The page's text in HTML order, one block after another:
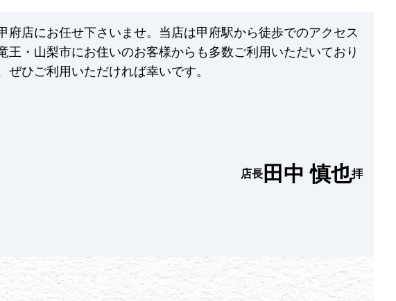
店長田中 慎也拝
府店にお任せ下さいませ。当店は甲府駅から徒歩でのアクセス
王・山梨市にお住いのお客様からも多数ご利用いただいており
ぜひご利用いただければ幸いです。